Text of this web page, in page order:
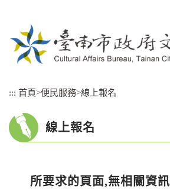
::: 首頁>便民服務>線上報名
線上報名
所要求的頁面,無相關資訊